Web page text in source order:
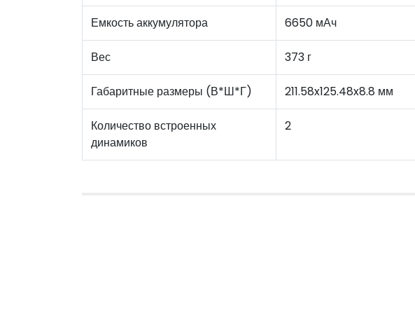
Емкость аккумулятора 6650 мАч
Вес 373 г
Габаритные размеры (В*Ш*Г) 211.58x125.48x8.8 мм
Количество встроенных
динамиков
2